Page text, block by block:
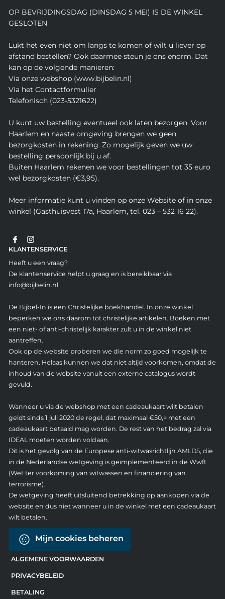
OP BEVRIJDINGSDAG (DINSDAG 5 MEI) IS DE WINKEL
GESLOTEN
Lukt het even niet om langs te komen of wilt u liever op
afstand bestellen? Ook daarmee steun je ons enorm. Dat
kan op de volgende manieren:
Via onze webshop (www.bijbelin.nl)
Via het Contactformulier
Telefonisch (023-5321622)
U kunt uw bestelling eventueel ook laten bezorgen. Voor
Haarlem en naaste omgeving brengen we geen
bezorgkosten in rekening. Zo mogelijk geven we uw
bestelling persoonlijk bij u af.
Buiten Haarlem rekenen we voor bestellingen tot 35 euro
wel bezorgkosten (€3,95).
Meer informatie kunt u vinden op onze Website of in onze
winkel (Gasthuisvest 17a, Haarlem, tel. 023 – 532 16 22).
KLANTENSERVICE
Heeft u een vraag?
De klantenservice helpt u graag en is bereikbaar via
info@bijbelin.nl
De Bijbel-In is een Christelijke boekhandel. In onze winkel
beperken we ons daarom tot christelijke artikelen. Boeken met
een niet- of anti-christelijk karakter zult u in de winkel niet
aantreffen.
Ook op de website proberen we die norm zo goed mogelijk te
hanteren. Helaas kunnen we dat niet altijd voorkomen, omdat de
inhoud van de website vanuit een externe catalogus wordt
gevuld.
Wanneer u via de webshop met een cadeaukaart wilt betalen
geldt sinds 1 juli 2020 de regel, dat maximaal €50,= met een
cadeaukaart betaald mag worden. De rest van het bedrag zal via
IDEAL moeten worden voldaan.
Dit is het gevolg van de Europese anti-witwasrichtlijn AMLD5, die
in de Nederlandse wetgeving is geïmplementeerd in de Wwft
(Wet ter voorkoming van witwassen en financiering van
terrorisme).
De wetgeving heeft uitsluitend betrekking op aankopen via de
website en dus niet wanneer u in de winkel met een cadeaukaart
wilt betalen.
Mijn cookies beheren
ALGEMENE VOORWAARDEN
PRIVACYBELEID
BETALING